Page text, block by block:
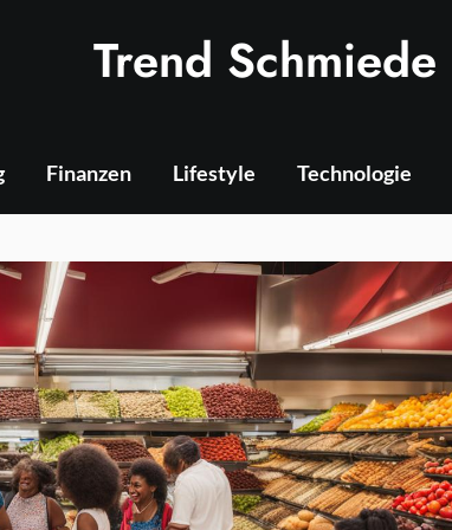
Trend Schmiede
Finanzen Lifestyle Technologie